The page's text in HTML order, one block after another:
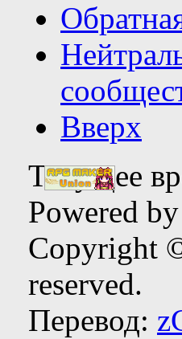
Вверх
Текущее
Powered by
Copyright
reserved.
Перевод: